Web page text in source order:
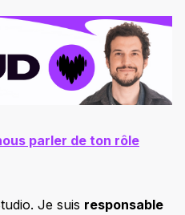
parler de ton rôle
Je suis responsable